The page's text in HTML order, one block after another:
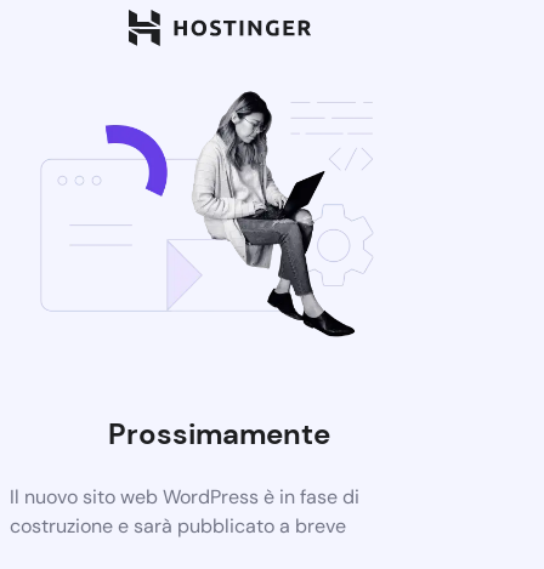
Prossimamente
Il nuovo sito web WordPress è in fase di
costruzione e sarà pubblicato a breve